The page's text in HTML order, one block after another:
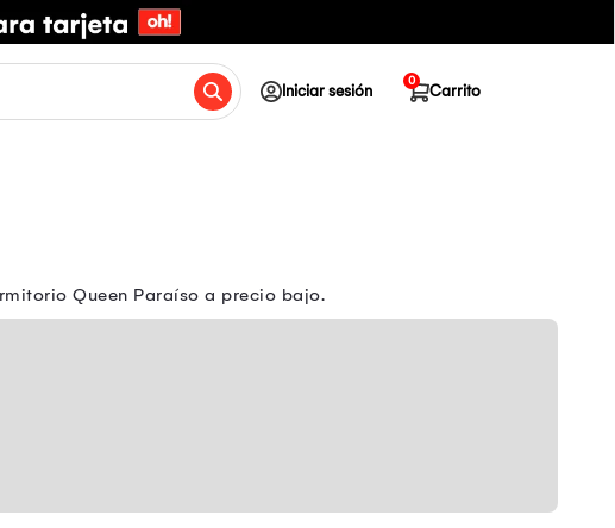
Iniciar sesión Carrito
0
Queen Paraíso a precio bajo.